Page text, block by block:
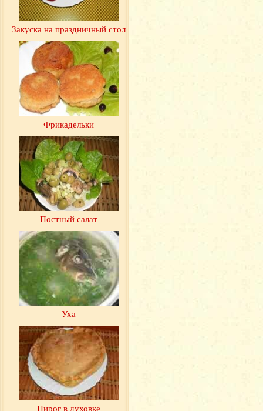
Закуска на праздничный стол
Фрикадельки
Постный салат
Уха
Пирог в духовке